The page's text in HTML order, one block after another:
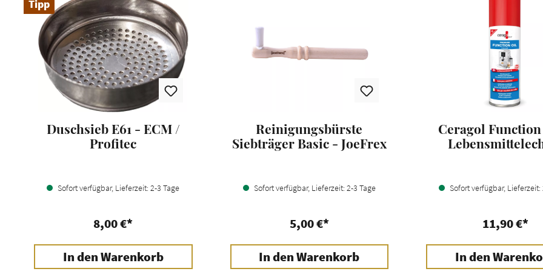
Tipp
Duschsieb E61 - ECM /
Profitec
Sofort verfügbar, Lieferzeit: 2-3 Tage
8,00 €*
In den Warenkorb
Reinigungsbürste
Siebträger Basic - JoeFrex
Sofort verfügbar, Lieferzeit: 2-3 Tage
5,00 €*
In den Warenkorb
Ceragol
Sofort verfügbar, Lieferzeit:
11,90 €*
In den